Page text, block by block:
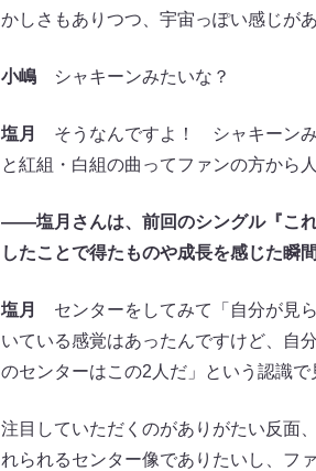
かしさもありつつ、宇宙っぽい感じが
小嶋シャキーンみたいな？
塩月
そうなんですよ！ シャキーンみ
と紅組・白組の曲ってファンの方から
――塩月さんは、前回のシングル『こ
したことで得たものや成長を感じた瞬
塩月
センターをしてみて「自分が見
いている感覚はあったんですけど、自
のセンターはこの2人だ」という認識
注目していただくのがありがたい反面
れられるセンター像でありたいし、フ